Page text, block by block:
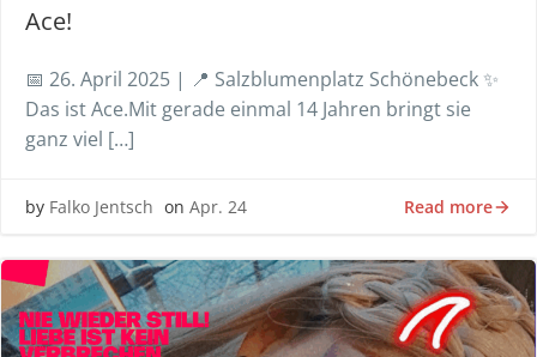
Ace!
📅 26. April 2025 | 📍 Salzblumenplatz Schönebeck ✨
Das ist Ace.Mit gerade einmal 14 Jahren bringt sie
ganz viel […]
by Falko Jentsch on Apr. 24 Read more